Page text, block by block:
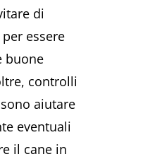
di
essere
buone
controlli
aiutare
eventuali
il cane in